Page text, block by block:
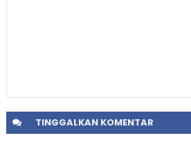
TINGGALKANKOMENTAR